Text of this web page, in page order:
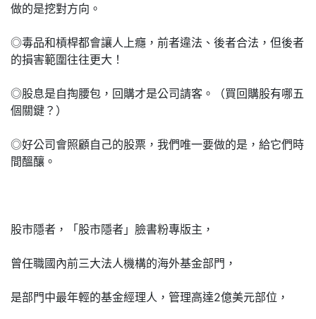
做的是挖對方向。
◎毒品和槓桿都會讓人上癮，前者違法、後者合法，但後者
的損害範圍往往更大！
◎股息是自掏腰包，回購才是公司請客。（買回購股有哪五
個關鍵？）
◎好公司會照顧自己的股票，我們唯一要做的是，給它們時
間醞釀。
股市隱者，「股市隱者」臉書粉專版主，
曾任職國內前三大法人機構的海外基金部門，
是部門中最年輕的基金經理人，管理高達2億美元部位，